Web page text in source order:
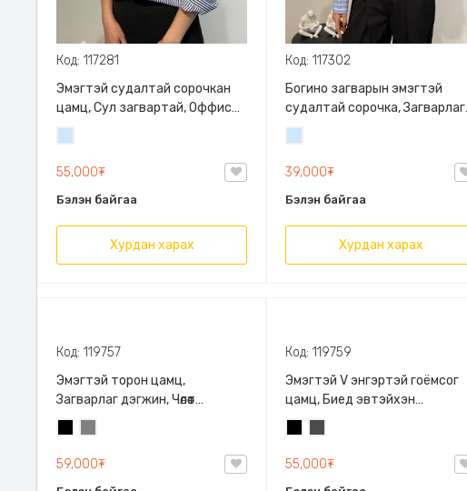
Код: 117281
Эмэгтэй судалтай сорочкан
цамц, Сул загвартай, Оффис
чөлөөт хувцаслалт гэх мэт бүх
төрлийн хувцастай хослуулан
өмсөх боломжтой
55,000₮
Бэлэн байгаа
Хурдан харах
Код: 117302
Богино загварын эмэгтэй
судалтай сорочка, Загварлаг
дэгжин
39,000₮
Бэлэн байгаа
Хурдан харах